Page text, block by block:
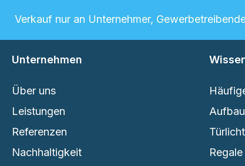
Verkauf nur an Unternehmer,
Unternehmen
Über uns
Leistungen
Referenzen
Nachhaltigkeit